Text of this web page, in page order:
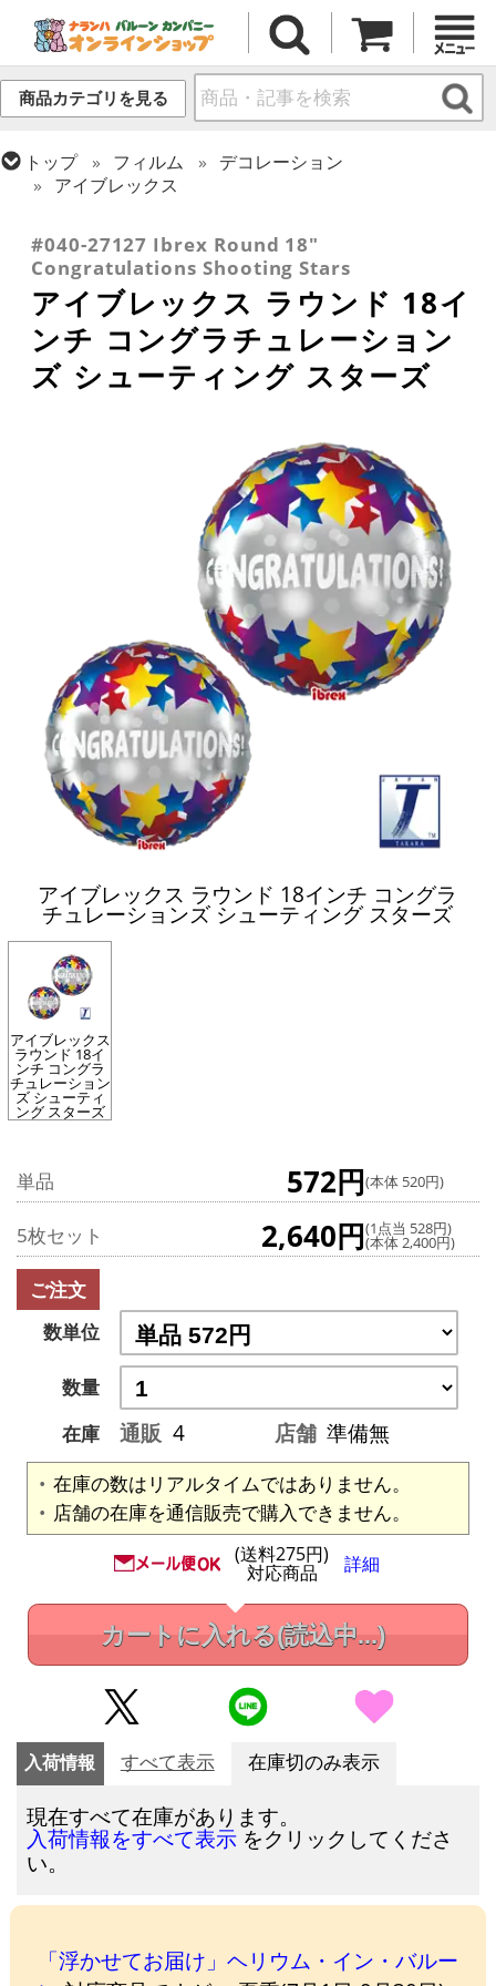
商品カテゴリを見る
トップ フィルム
デコレーション
アイブレックス
おめでとう・記念日
#040-27127 Ibrex Round 18"
Congratulations Shooting Stars
アイブレックス ラウンド 18イ
ンチ コングラチュレーション
ズ シューティング スターズ
アイブレックス ラウンド 18インチ コングラ
チュレーションズ シューティング スターズ
アイブレックス
ラウンド 18イ
ンチ コングラ
チュレーション
ズ シューティ
ング スターズ
単品 572円(本体 520円)
5枚セット 2,640円(1点当 528円)
(本体 2,400円)
ご注文
数単位
数量
在庫
通販 4 店舗 準備無
在庫の数はリアルタイムではありません。
店舗の在庫を通信販売で購入できません。
(送料275円)
対応商品 詳細
カートに入れる(読込中...)
入荷情報 すべて表示 在庫切のみ表示
現在すべて在庫があります。
入荷情報をすべて表示 をクリックしてくださ
い。
「浮かせてお届け」ヘリウム・イン・バルー